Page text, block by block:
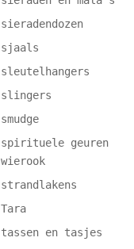
sieradendozen
sjaals
sleutelhangers
slingers
smudge
spirituele geuren
wierook
strandlakens
Tara
tassen en tasjes